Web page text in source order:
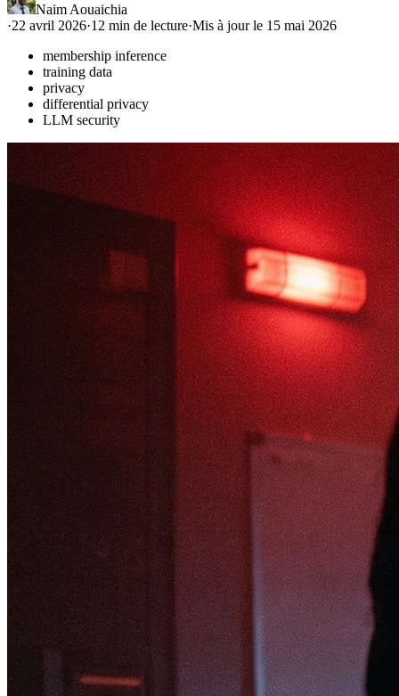
Naim Aouaichia
·22 avril 2026·12 min de lecture·Mis à jour le 15 mai 2026
membership inference
training data
privacy
differential privacy
LLM security